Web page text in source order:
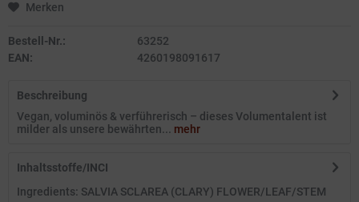
Merken
Bestell-Nr.:
63252
EAN:
4260198091617
Beschreibung
Vegan, voluminös & verführerisch – dieses Volumentalent ist
milder als unsere bewährten... mehr
Inhaltsstoffe/INCI
Ingredients: SALVIA SCLAREA (CLARY) FLOWER/LEAF/STEM